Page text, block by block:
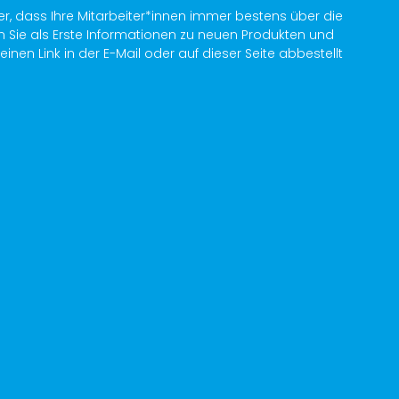
dass Ihre Mitarbeiter*innen immer bestens über die
als Erste Informationen zu neuen Produkten und
Link in der E-Mail oder auf dieser Seite abbestellt